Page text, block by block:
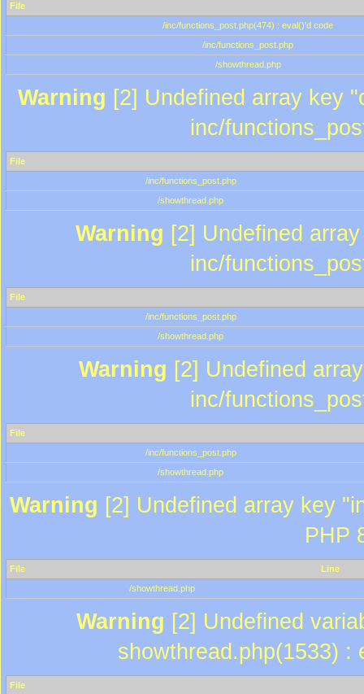
File
/inc/functions_post.php(474) : eval()'d code
/inc/functions_post.php
/showthread.php
Warning [2] Undefined array key
inc/
File
/inc/functions_post.php
/showthread.php
Warning [2] Undefined
inc/
File
/inc/functions_post.php
/showthread.php
Warning [2] Undefined
inc/
File
/inc/functions_post.php
/showthread.php
Warning [2] Undefined array key
PHP
File
Line
/showthread.php
Warning [2] Undefined
showthread.php(1533) :
File